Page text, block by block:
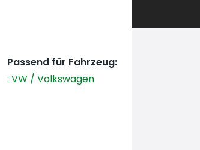
Passend für Fahrzeug:
: VW / Volkswagen